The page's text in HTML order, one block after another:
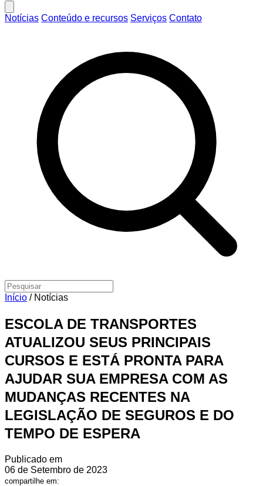
Notícias Conteúdo e recursos Serviços Contato
Início / Notícias
ESCOLA DE TRANSPORTES
ATUALIZOU SEUS PRINCIPAIS
CURSOS E ESTÁ PRONTA PARA
AJUDAR SUA EMPRESA COM AS
MUDANÇAS RECENTES NA
LEGISLAÇÃO DE SEGUROS E DO
TEMPO DE ESPERA
Publicado em
06 de Setembro de 2023
compartilhe em: